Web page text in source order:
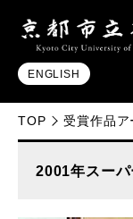
ENGLISH
TOP 受賞作品ア
2001年スー